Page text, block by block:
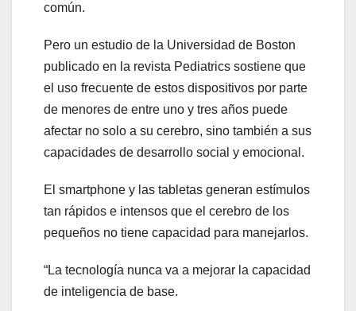
común.
Pero un estudio de la Universidad de Boston
publicado en la revista Pediatrics sostiene que
el uso frecuente de estos dispositivos por parte
de menores de entre uno y tres años puede
afectar no solo a su cerebro, sino también a sus
capacidades de desarrollo social y emocional.
El smartphone y las tabletas generan estímulos
tan rápidos e intensos que el cerebro de los
pequeños no tiene capacidad para manejarlos.
“La tecnología nunca va a mejorar la capacidad
de inteligencia de base.